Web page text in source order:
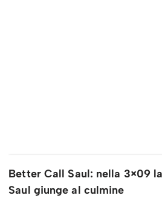
Better Call Saul: nella 3×09
Saul giunge al culmine